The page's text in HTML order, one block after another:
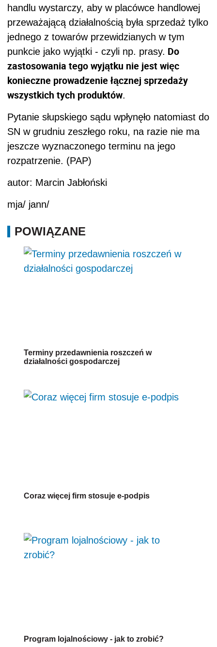
handlu wystarczy, aby w placówce handlowej
przeważającą działalnością była sprzedaż tylko
jednego z towarów przewidzianych w tym
punkcie jako wyjątki - czyli np. prasy. Do
zastosowania tego wyjątku nie jest więc
konieczne prowadzenie łącznej sprzedaży
wszystkich tych produktów.
Pytanie słupskiego sądu wpłynęło natomiast do
SN w grudniu zeszłego roku, na razie nie ma
jeszcze wyznaczonego terminu na jego
rozpatrzenie. (PAP)
autor: Marcin Jabłoński
mja/ jann/
POWIĄZANE
Terminy przedawnienia roszczeń w
działalności gospodarczej
Coraz więcej firm stosuje e-podpis
Program lojalnościowy - jak to zrobić?